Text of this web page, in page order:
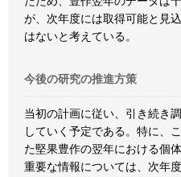
が、次年度には取得可能と見
はないと考えている。
今後の研究の推進方策
当初の計画に従い、引き続き
していく予定である。特に、
た堅果豊作の翌年における個
重要な情報については、次年